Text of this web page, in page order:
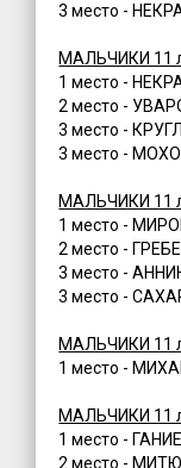
3 место -
МАЛЬЧИКИ 11
1 место -
2 место -
3 место -
3 место -
МАЛЬЧИКИ 11
1 место -
2 место -
3 место -
3 место -
МАЛЬЧИКИ 11
1 место -
МАЛЬЧИКИ 11
1 место -
2 место -